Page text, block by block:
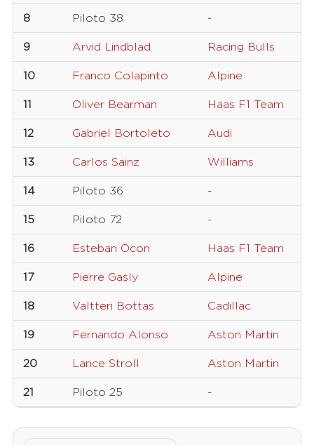
8 Piloto 38 -
9 Arvid Lindblad Racing Bulls
10 Franco Colapinto Alpine
11 Oliver Bearman Haas F1 Team
12 Gabriel Bortoleto Audi
13 Carlos Sainz Williams
14 Piloto 36 -
15 Piloto 72 -
16 Esteban Ocon Haas F1 Team
17 Pierre Gasly Alpine
18 Valtteri Bottas Cadillac
19 Fernando Alonso Aston Martin
20 Lance Stroll Aston Martin
21 Piloto 25 -